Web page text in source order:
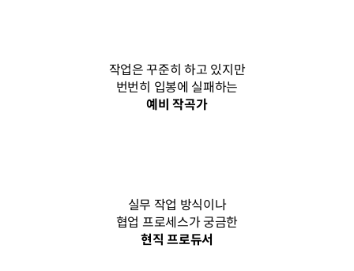
작업은 꾸준히 하고 있지만
번번히 입봉에 실패하는
예비 작곡가
실무 작업 방식이나
협업 프로세스가 궁금한
현직 프로듀서